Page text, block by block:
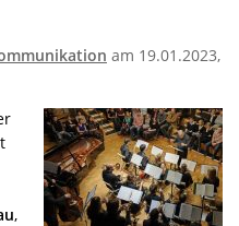
am 19.01.2023,
,